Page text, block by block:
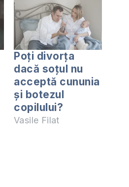
Poți divorța
dacă soțul nu
acceptă cununia
și botezul
copilului?
Vasile Filat